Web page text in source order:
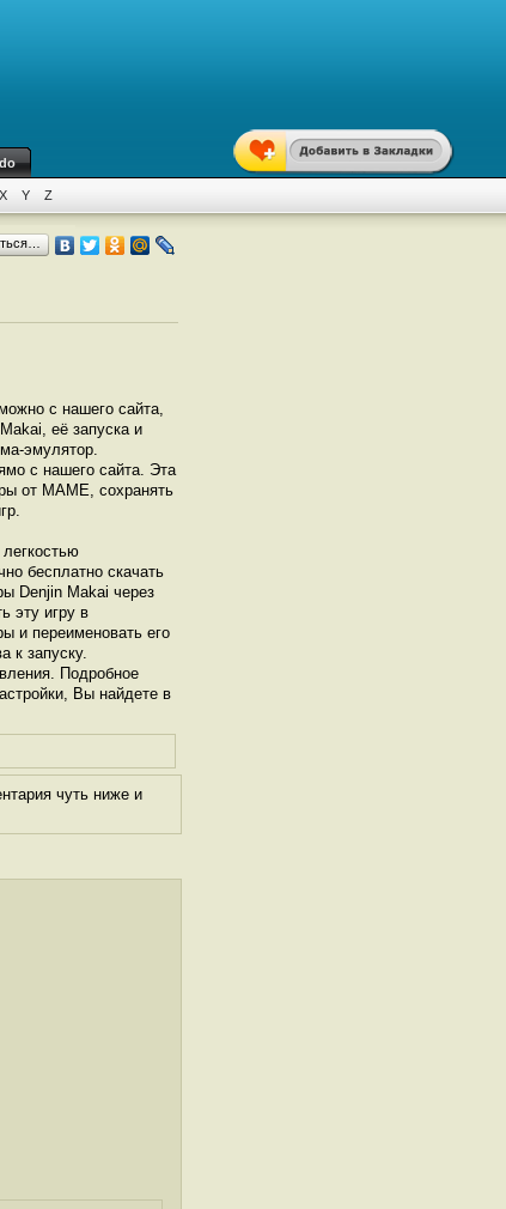
X Y Z
с нашего сайта,
её запуска и
эмулятор.
с нашего сайта. Эта
от МАМЕ, сохранять
бесплатно скачать
Denjin Makai через
эту игру в
и переименовать его
к запуску.
Подробное
Вы найдете в
чуть ниже и